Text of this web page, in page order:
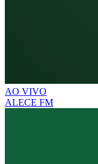
AO VIVO
ALECE FM